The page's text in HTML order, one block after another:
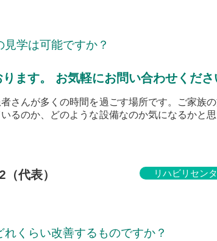
学は可能ですか？
ます。 お気軽にお問い合わせくださ
さんが多くの時間を過ごす場所です。ご家族
るのか、どのような設備なのか気になるかと
代表） リハビリセン
れくらい改善するものですか？